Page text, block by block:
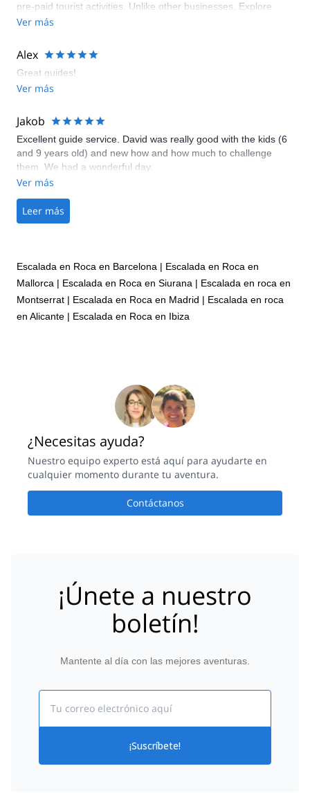
pre-paid tourist activities. Unlike other businesses, Explore
Share and our tremendous guide honoured our reservation
hitch! Our guide, Antonio, was communicative, and when we
arrived ready to climb, he had everything we needed to ensure
we would have a fun and safe outing. There is truly nothing
quite like clipping into an anchor and looking out over the sun-
with us as we re-found our climbing technique, and instructed
us on rope protocol and beta when necessary. I recommend
anyone who wants a climbing guide to do it with Explore Share.
-Nick
Ver más
Alex
Great guides!
Ver más
Jakob
Excellent guide service. David was really good with the kids (6
and 9 years old) and new how and how much to challenge
them. We had a wonderful day.
Ver más
Leer más
Escalada en Roca en Barcelona | Escalada en Roca en
Mallorca | Escalada en Roca en Siurana | Escalada en roca en
Montserrat | Escalada en Roca en Madrid | Escalada en roca
en Alicante | Escalada en Roca en Ibiza
¿Necesitas ayuda?
Nuestro equipo experto está aquí para ayudarte en
cualquier momento durante tu aventura.
Contáctanos
¡Únete a nuestro
boletín!
Mantente al día con las mejores aventuras.
¡Suscríbete!